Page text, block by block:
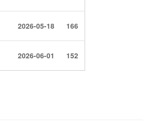
2026-05-18 166
2026-06-01 152